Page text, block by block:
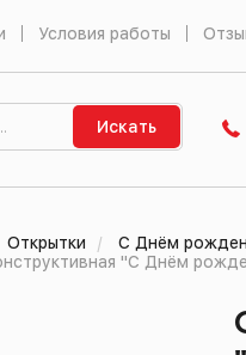
Условия работы
Искать
Открытки С Днём
"С Днём